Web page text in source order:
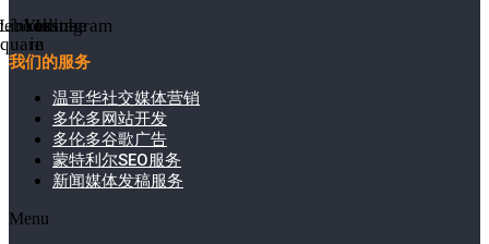
in
Youtube
Instagram
我们的服务
温哥华社交媒体营销
多伦多网站开发
多伦多谷歌广告
蒙特利尔SEO服务
新闻媒体发稿服务
Menu